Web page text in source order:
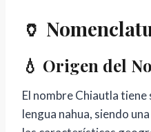
🏺
💧 Origen del
El nombre Chiautla
lengua nahua, siendo